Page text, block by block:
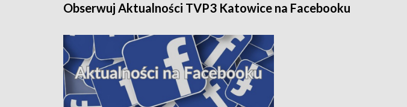
Obserwuj Aktualności TVP3 Katowice na Facebooku